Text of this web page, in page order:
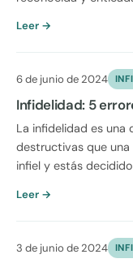
Leer →
6 de junio de 2024
Infidelidad: 5
La infidelidad es una
destructivas que una
infiel y estás
Leer →
3 de junio de 2024